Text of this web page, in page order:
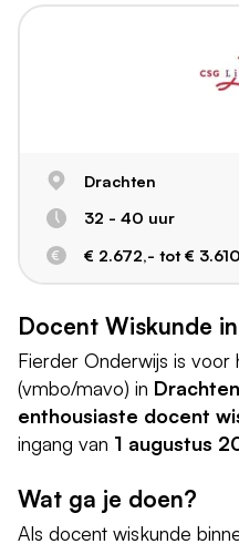
Drachten
32 - 40 uur
€ 2.672,- tot €
Docent Wiskunde
Fierder Onderwijs is voor
(vmbo/mavo) in Drachten
enthousiaste docent
ingang van 1 augustus
Wat ga je doen?
Als docent wiskunde